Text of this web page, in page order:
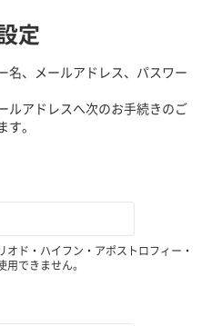
定
名、メールアドレス、パスワー
ルアドレスへ次のお手続きのご
す。
オド・ハイフン・アポストロフィー・
用できません。